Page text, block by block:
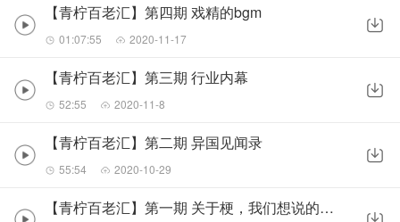
【青柠百老汇】第四期 戏精的bgm
01:07:55 2020-11-17
【青柠百老汇】第三期 行业内幕
52:55 2020-11-8
【青柠百老汇】第二期 异国见闻录
55:54 2020-10-29
【青柠百老汇】第一期 关于梗，我们想说的还有很多